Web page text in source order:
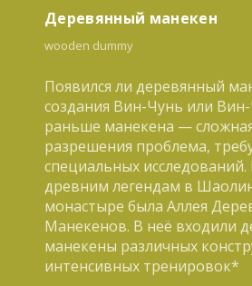
Деревянный манекен
wooden dummy
Появился ли деревянный
создания Вин-Чунь или
раньше манекена —
разрешения проблема,
специальных исследований.
древним легендам в
монастыре была Аллея
Манекенов. В неё входили
манекены различных
интенсивных тренировок*